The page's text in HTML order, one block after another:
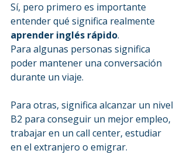
Sí, pero primero es importante
entender qué significa realmente
aprender inglés rápido.
Para algunas personas significa
poder mantener una conversación
durante un viaje.
Para otras, significa alcanzar un nivel
B2 para conseguir un mejor empleo,
trabajar en un call center, estudiar
en el extranjero o emigrar.